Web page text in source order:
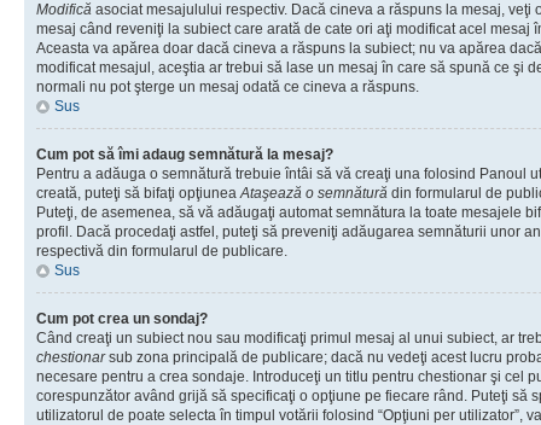
Modifică asociat mesajulului respectiv. Dacă cineva a răspuns la mesaj, veţi
mesaj când reveniţi la subiect care arată de cate ori aţi modificat acel mesaj
Aceasta va apărea doar dacă cineva a răspuns la subiect; nu va apărea
modificat mesajul, aceştia ar trebui să lase un mesaj în care să spună ce şi
normali nu pot şterge un mesaj odată ce cineva a răspuns.
Sus
Cum pot să îmi adaug semnătură la mesaj?
Pentru a adăuga o semnătură trebuie întâi să vă creaţi una folosind Panoul
creată, puteţi să bifaţi opţiuneaAtaşează o semnătură din formularul de
Puteţi, de asemenea, să vă adăugaţi automat semnătura la toate mesajele
profil. Dacă procedaţi astfel, puteţi să preveniţi adăugarea semnăturii unor
respectivă din formularul de publicare.
Sus
Cum pot crea un sondaj?
Când creaţi un subiect nou sau modificaţi primul mesaj al unui subiect, ar
chestionarsub zona principală de publicare; dacă nu vedeţi acest lucru
necesare pentru a crea sondaje. Introduceţi un titlu pentru chestionar şi cel
corespunzător având grijă să specificaţi o opţiune pe fiecare rând. Puteţi să
utilizatorul de poate selecta în timpul votării folosind “Opţiuni per utilizator”,